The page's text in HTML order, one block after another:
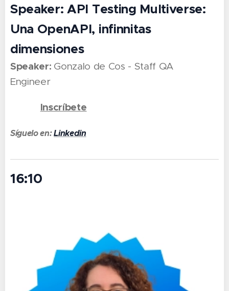
Speaker: API Testing Multiverse:
Una OpenAPI, infinnitas
dimensiones
Speaker: Gonzalo de Cos - Staff QA
Engineer
Inscríbete
Síguelo en:Linkedin
16:10